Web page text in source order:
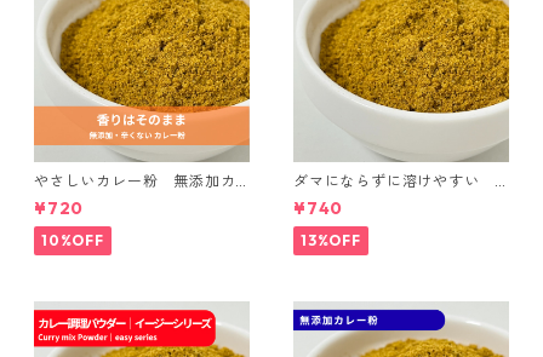
やさしいカレー粉 無添加カ
レー粉 マイルド｜spice room
スパイスセット
¥720
10%OFF
ダマにならずに溶けやすい
カレー調理パウダー｜spice r
oomイージーシリーズ
¥740
13%OFF